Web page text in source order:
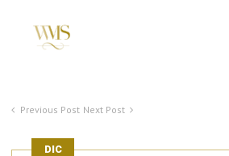
Previous Post Next Post
DIC